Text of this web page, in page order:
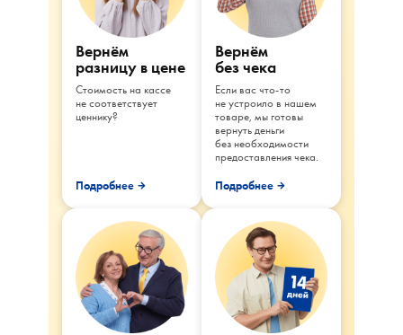
Вернём
разницу в цене
Стоимость на кассе
не соответствует
ценнику?
Подробнее
Вернём
без чека
Если вас что-то
не устроило в нашем
товаре, мы готовы
вернуть деньги
без необходимости
предоставления чека.
Подробнее